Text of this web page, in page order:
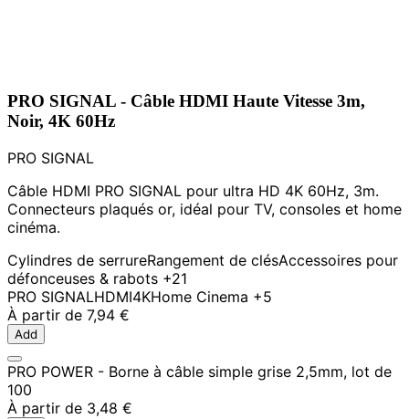
PRO SIGNAL - Câble HDMI Haute Vitesse 3m,
Noir, 4K 60Hz
PRO SIGNAL
Câble HDMI PRO SIGNAL pour ultra HD 4K 60Hz, 3m.
Connecteurs plaqués or, idéal pour TV, consoles et home
cinéma.
Cylindres de serrureRangement de clésAccessoires pour
défonceuses & rabots +21
PRO SIGNALHDMI4KHome Cinema +5
À partir de 7,94 €
Add
PRO POWER - Borne à câble simple grise 2,5mm, lot de
100
À partir de 3,48 €